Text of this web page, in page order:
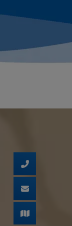
schließen
schließen